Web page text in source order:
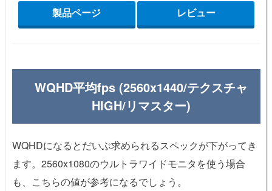
製品ページ レビュー
WQHD平均fps (2560x1440/テクスチャ
HIGH/リマスター)
WQHDになるとだいぶ求められるスペックが下がってき
ます。2560x1080のウルトラワイドモニタを使う場合
も、こちらの値が参考になるでしょう。